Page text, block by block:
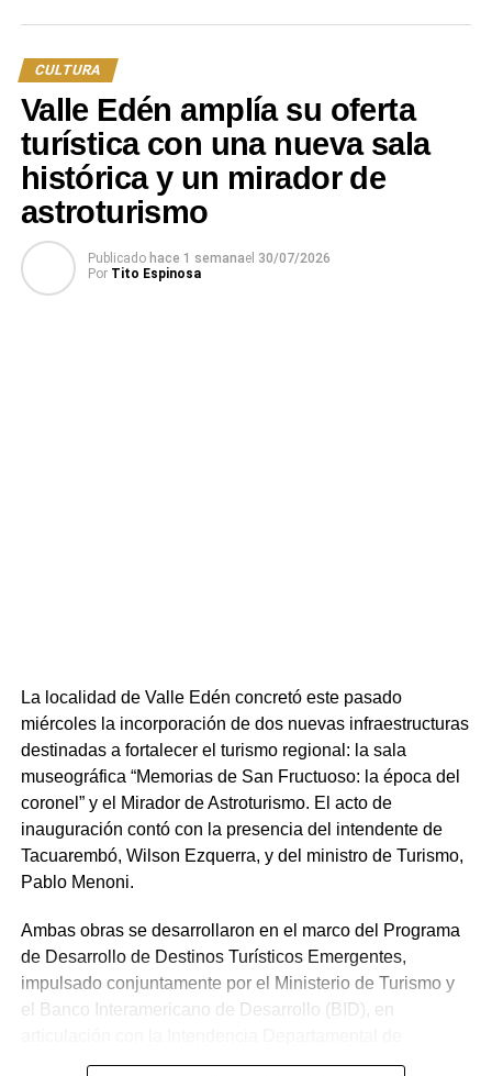
El director general de Cultura, Carlos Arezo, detalló la
distribución de los participantes por género musical: 8 en
apoyo y acompañamiento a los artistas, con un especial
énfasis en los representantes del propio departamento de
Tacuarembó.
Portal del Norte
NOTICIAS RELACIONADAS: IDT TACUAREMBÓ
Tacuarembó explora el potencial de la yerba mate
autóctona
NO SE PIERDA
Tacuarembó rindió emotivo homenaje al escritor
CULTURA
Valle Edén amplía su oferta
turística con una nueva sala
histórica y un mirador de
astroturismo
Publicado hace 1 semanael 30/07/2026
Por Tito Espinosa
La localidad de Valle Edén concretó este pasado
miércoles la incorporación de dos nuevas infraestructuras
destinadas a fortalecer el turismo regional: la sala
museográfica “Memorias de San Fructuoso: la época del
coronel” y el Mirador de Astroturismo. El acto de
inauguración contó con la presencia del intendente de
Tacuarembó, Wilson Ezquerra, y del ministro de Turismo,
Pablo Menoni.
Ambas obras se desarrollaron en el marco del Programa
de Desarrollo de Destinos Turísticos Emergentes,
impulsado conjuntamente por el Ministerio de Turismo y
el Banco Interamericano de Desarrollo (BID), en
Tacuarembó. La iniciativa apunta a diversificar y potenciar